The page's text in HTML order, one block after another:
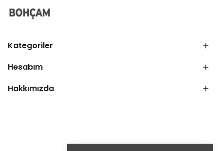
Kategoriler
Hesabım
Hakkımızda